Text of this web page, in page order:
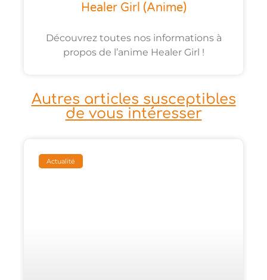
Healer Girl (anime)
Découvrez toutes nos informations à
propos de l’anime Healer Girl !
Autres articles susceptibles
de vous intéresser
Actualité